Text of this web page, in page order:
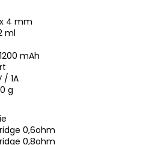
x 4 mm
ml
1200 mAh
/ 1A
g
0,6ohm
0,8ohm